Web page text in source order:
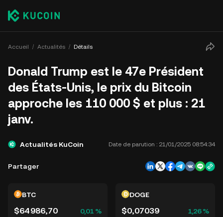
Accueil Actualités Détails
Donald Trump est le 47e Président
des États-Unis, le prix du Bitcoin
approche les 110 000 $ et plus : 21
janv.
Actualités KuCoin Date de parution : 21/01/2025 08:54:34
Partager
BTC
$64 986,70 0,01 %
DOGE
$0,07039 1,26 %